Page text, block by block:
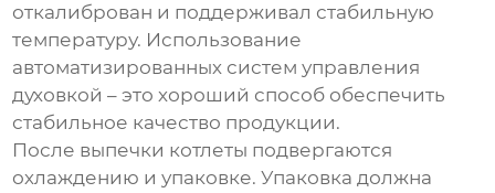
откалиброван и поддерживал стабильную
температуру. Использование
автоматизированных систем управления
духовкой – это хороший способ обеспечить
стабильное качество продукции.
После выпечки котлеты подвергаются
охлаждению и упаковке. Упаковка должна